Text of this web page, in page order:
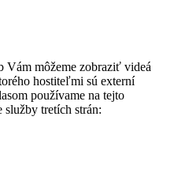
Vám môžeme zobraziť videá
hostiteľmi sú externí
používame na tejto
tretích strán: